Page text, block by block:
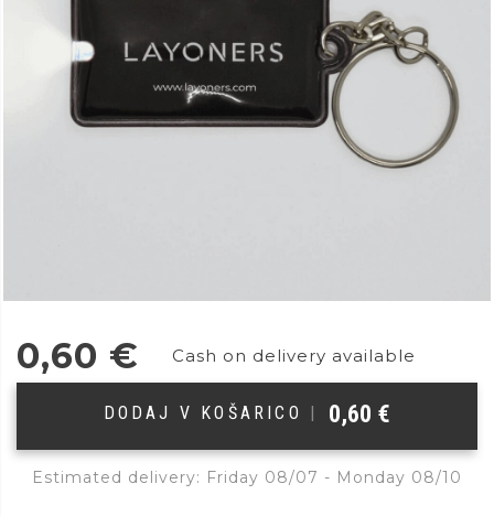
0,60 € Cash on delivery available
DODAJ V KOŠARICO | 0,60 €
Estimated delivery: Friday 08/07 - Monday 08/10